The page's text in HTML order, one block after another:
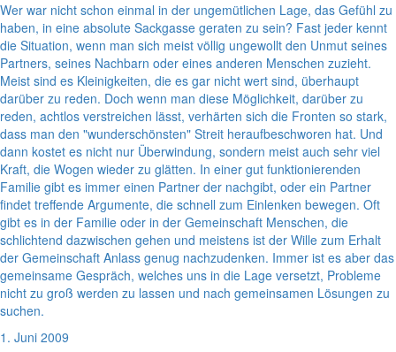
Wer war nicht schon einmal in der ungemütlichen Lage, das Gefühl zu
haben, in eine absolute Sackgasse geraten zu sein? Fast jeder kennt
die Situation, wenn man sich meist völlig ungewollt den Unmut seines
Partners, seines Nachbarn oder eines anderen Menschen zuzieht.
Meist sind es Kleinigkeiten, die es gar nicht wert sind, überhaupt
darüber zu reden. Doch wenn man diese Möglichkeit, darüber zu
reden, achtlos verstreichen lässt, verhärten sich die Fronten so stark,
dass man den "wunderschönsten" Streit heraufbeschworen hat. Und
dann kostet es nicht nur Überwindung, sondern meist auch sehr viel
Kraft, die Wogen wieder zu glätten. In einer gut funktionierenden
Familie gibt es immer einen Partner der nachgibt, oder ein Partner
findet treffende Argumente, die schnell zum Einlenken bewegen. Oft
gibt es in der Familie oder in der Gemeinschaft Menschen, die
schlichtend dazwischen gehen und meistens ist der Wille zum Erhalt
der Gemeinschaft Anlass genug nachzudenken. Immer ist es aber das
gemeinsame Gespräch, welches uns in die Lage versetzt, Probleme
nicht zu groß werden zu lassen und nach gemeinsamen Lösungen zu
suchen.
1. Juni 2009